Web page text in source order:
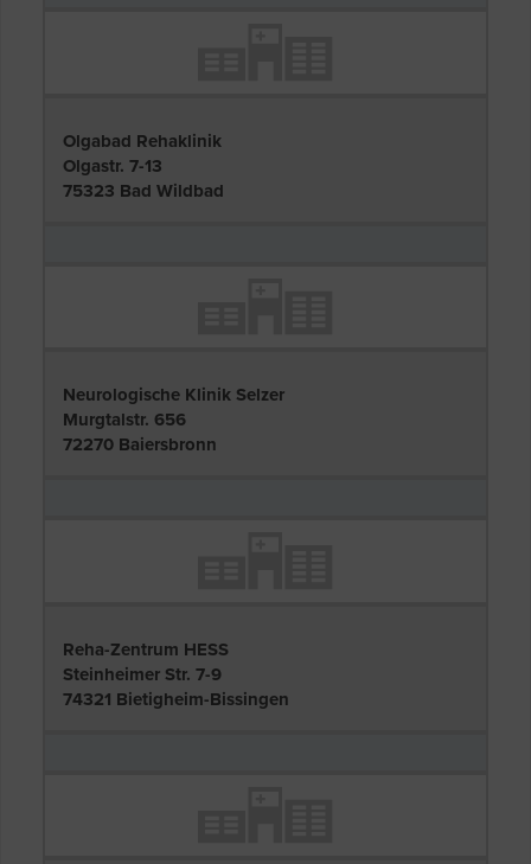
Olgabad Rehaklinik
Olgastr. 7-13
75323 Bad Wildbad
Neurologische Klinik Selzer
Murgtalstr. 656
72270 Baiersbronn
Reha-Zentrum HESS
Steinheimer Str. 7-9
74321 Bietigheim-Bissingen